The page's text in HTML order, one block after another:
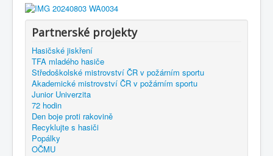
Partnerské projekty
Hasičské jiskření
TFA mladého hasiče
Středoškolské mistrovství ČR v požárním sportu
Akademické mistrovství ČR v požárním sportu
Junior Univerzita
72 hodin
Den boje proti rakovině
Recyklujte s hasiči
Popálky
OČMU